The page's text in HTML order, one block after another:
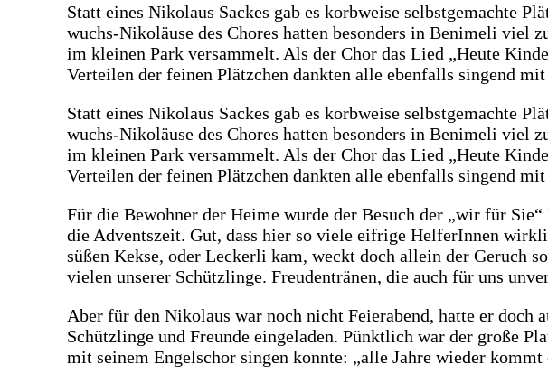
Statt eines Niko­laus Sackes gab es korb­wei­se selbst­ge­mach­te
wuchs-Niko­läu­se des Cho­res hat­ten beson­ders in Benime­li viel
im klei­nen Park ver­sam­melt. Als der Chor das Lied „Heu­te
Ver­tei­len der fei­nen Plätz­chen dank­ten alle eben­falls sin­gend
Statt eines Niko­laus Sackes gab es korb­wei­se selbst­ge­mach­te
wuchs-Niko­läu­se des Cho­res hat­ten beson­ders in Benime­li viel
im klei­nen Park ver­sam­melt. Als der Chor das Lied „Heu­te
Ver­tei­len der fei­nen Plätz­chen dank­ten alle eben­falls sin­gend
Für die Bewoh­ner der Hei­me wur­de der Besuch der „wir für
die Advents­zeit. Gut, dass hier so vie­le eif­ri­ge Hel­fe­rIn­nen
süßen Kek­se, oder Lecker­li kam, weckt doch allein der Geruch
vie­len unse­rer Schütz­lin­ge. Freu­den­trä­nen, die auch für uns
Aber für den Niko­laus war noch nicht Fei­er­abend, hat­te er doch
Schütz­lin­ge und Freun­de ein­ge­la­den. Pünkt­lich war der gro­ße
mit sei­nem Engels­chor sin­gen konn­te: „alle Jah­re wie­der kommt